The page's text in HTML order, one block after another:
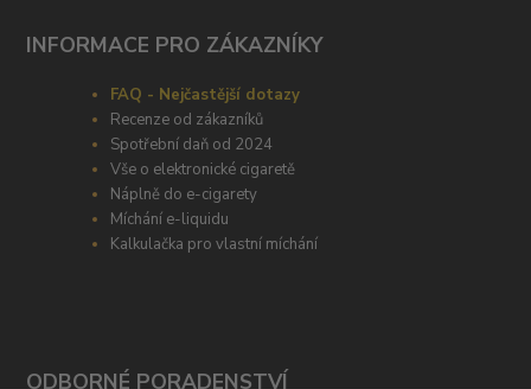
INFORMACE PRO ZÁKAZNÍKY
FAQ - Nejčastější dotazy
Recenze od zákazníků
Spotřební daň od 2024
Vše o elektronické cigaretě
Náplně do e-cigarety
Míchání e-liquidu
Kalkulačka pro vlastní míchání
ODBORNÉ PORADENSTVÍ